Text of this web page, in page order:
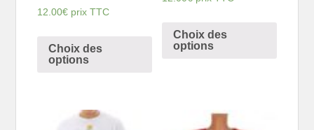
12.00€ prix TTC
Choix des
options
Choix des
options